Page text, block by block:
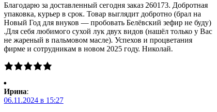
Благодарю за доставленный сегодня заказ 260173. Добротная
упаковка, курьер в срок. Товар выглядит добротно (брал на
Новый Год для внуков — пробовать Белёвский зефир не буду)
.Для себя любимого сухой лук двух видов (нашёл только у Вас
не жареный в пальмовом масле). Успехов и процветания
фирме и сотрудникам в новом 2025 году. Николай.
Ирина:
06.11.2024 в 15:27